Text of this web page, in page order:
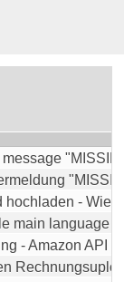
- Wie
main language
- Amazon API